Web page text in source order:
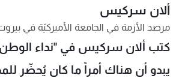
ألان سركيس
مرصد الأزمة في الجامعة الأميركيّة في
كتب ألان سركيس في "نداء
يبدو أن هناك أمراً ما كان يُحضّر
شاهد البرامج
الترددات
عن MTV
وظائف